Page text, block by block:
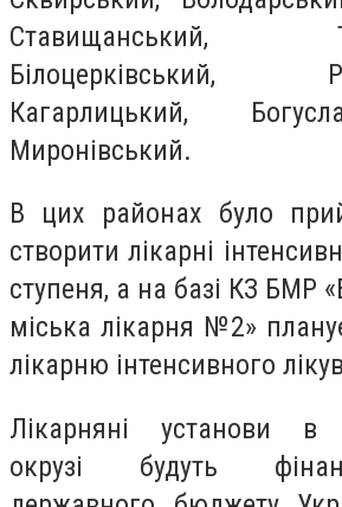
Ставищанський,
Білоцерківський,
Кагарлицький,
Миронівський.
В цих районах було
створити лікарні
ступеня, а на базі КЗ БМР
міська лікарня №2»
лікарню інтенсивного
Лікарняні установи в
окрузі будуть